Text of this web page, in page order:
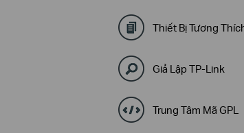
Thiết Bị Tương
Giả Lập TP-Link
Trung Tâm Mã GPL